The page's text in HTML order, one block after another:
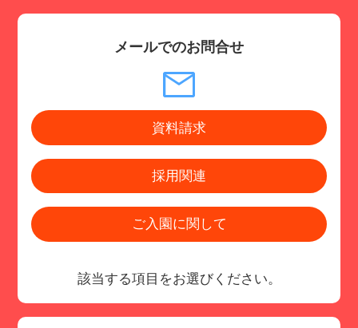
メールでのお問合せ
資料請求
採用関連
ご入園に関して
該当する項目をお選びください。